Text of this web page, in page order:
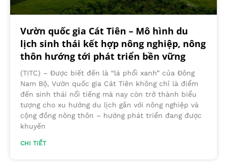
Vườn quốc gia Cát Tiên – Mô hình du
lịch sinh thái kết hợp nông nghiệp, nông
thôn hướng tới phát triển bền vững
(TITC) – Được biết đến là “lá phổi xanh” của Đông
Nam Bộ, Vườn quốc gia Cát Tiên không chỉ là điểm
đến sinh thái nổi tiếng mà nay còn trở thành biểu
tượng cho xu hướng du lịch gắn với nông nghiệp và
cộng đồng nông thôn – hướng phát triển đang được
khuyến
CHI TIẾT